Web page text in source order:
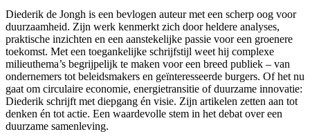
Diederik de Jongh is een bevlogen auteur met een scherp oog voor
duurzaamheid. Zijn werk kenmerkt zich door heldere analyses,
praktische inzichten en een aanstekelijke passie voor een groenere
toekomst. Met een toegankelijke schrijfstijl weet hij complexe
milieuthema’s begrijpelijk te maken voor een breed publiek – van
ondernemers tot beleidsmakers en geïnteresseerde burgers. Of het nu
gaat om circulaire economie, energietransitie of duurzame innovatie:
Diederik schrijft met diepgang én visie. Zijn artikelen zetten aan tot
denken én tot actie. Een waardevolle stem in het debat over een
duurzame samenleving.